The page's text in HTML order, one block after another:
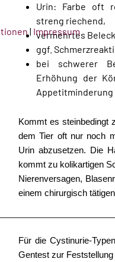
Urin: Farbe oft
streng riechend,
vermehrtes
ggf.
bei schwerer
Erhöhung der
Appetitminderung
Kommt es steinbedingt
dem Tier oft nur noch
Urin abzusetzen. Die
kommt zu kolikartigen
Nierenversagen,
einem chirurgisch
Für die Cystinurie-
Gentest zur
| Impressum